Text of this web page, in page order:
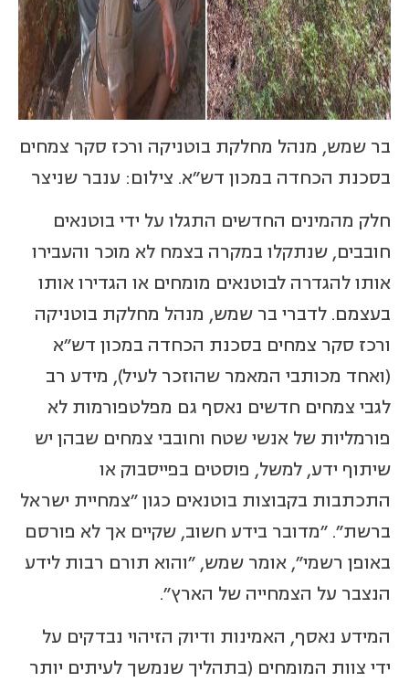
בר שמש, מנהל מחלקת בוטניקה ורכז סקר צמחים
בסכנת הכחדה במכון דש"א. צילום: ענבר שניצר
חלק מהמינים החדשים התגלו על ידי בוטנאים
חובבים, שנתקלו במקרה בצמח לא מוכר והעבירו
אותו להגדרה לבוטנאים מומחים או הגדירו אותו
בעצמם. לדברי בר שמש, מנהל מחלקת בוטניקה
ורכז סקר צמחים בסכנת הכחדה במכון דש"א
(ואחד מכותבי המאמר שהוזכר לעיל), מידע רב
לגבי צמחים חדשים נאסף גם מפלטפורמות לא
פורמליות של אנשי שטח וחובבי צמחים שבהן יש
שיתוף ידע, למשל, פוסטים בפייסבוק או
התכתבות בקבוצות בוטנאים כגון "צמחיית ישראל
ברשת". "מדובר בידע חשוב, שקיים אך לא פורסם
באופן רשמי", אומר שמש, "והוא תורם רבות לידע
הנצבר על הצמחייה של הארץ".
המידע נאסף, האמינות ודיוק הזיהוי נבדקים על
ידי צוות המומחים (בתהליך שנמשך לעיתים יותר